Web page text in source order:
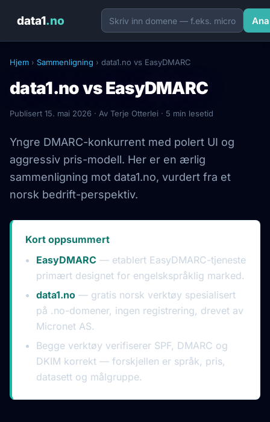
data1.no
Hjem › Sammenligning › data1.no vs EasyDMARC
data1.no vs EasyDMARC
Publisert 15. mai 2026 · Av Terje Otterlei · 5 min lesetid
Yngre DMARC-konkurrent med polert UI og
aggressiv pris-modell. Her er en ærlig
sammenligning mot data1.no, vurdert fra et
norsk bedrift-perspektiv.
Kort oppsummert
EasyDMARC — etablert EasyDMARC-tjeneste
primært designet for engelskspråklig marked.
data1.no — gratis norsk verktøy spesialisert
på .no-domener, ingen registrering, drevet av
Micronet AS.
Begge verktøy verifiserer SPF, DMARC og
DKIM korrekt — forskjellen er språk, pris,
datasett og målgruppe.